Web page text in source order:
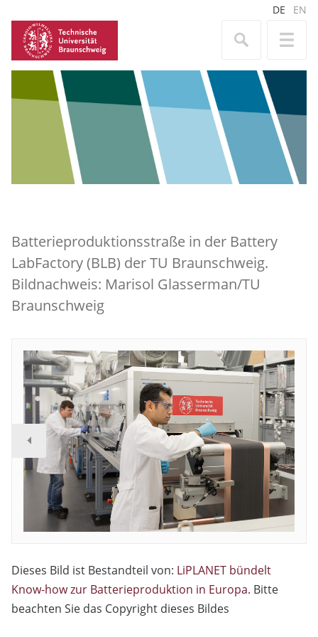
DE EN
Batterieproduktionsstraße in der Battery
LabFactory (BLB) der TU Braunschweig.
Bildnachweis: Marisol Glasserman/TU
Braunschweig
Dieses Bild ist Bestandteil von: LiPLANET bündelt
Know-how zur Batterieproduktion in Europa. Bitte
beachten Sie das Copyright dieses Bildes